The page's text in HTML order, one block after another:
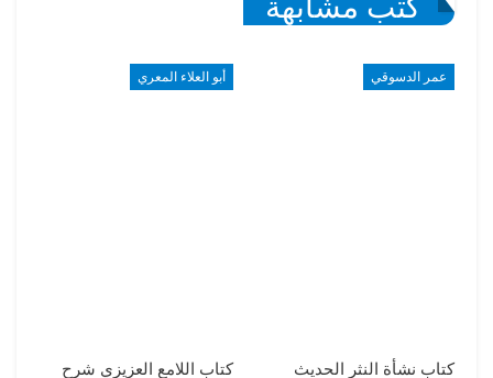
كتب مشابهة
عمر الدسوقي
كتاب نشأة النثر الحديث
أبو العلاء المعري
كتاب اللامع العزيزي شرح